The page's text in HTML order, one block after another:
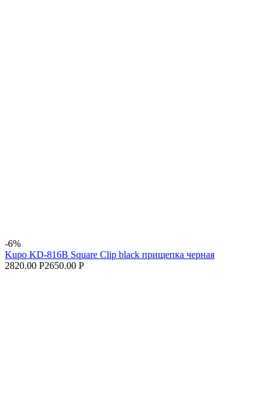
-6%
Kupo KD-816B Square Clip black прищепка черная
2820.00 Р2650.00 Р